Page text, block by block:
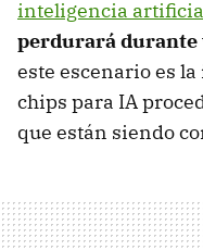
inteligencia
perdurará durante
este escenario es
chips para IA
que están siendo